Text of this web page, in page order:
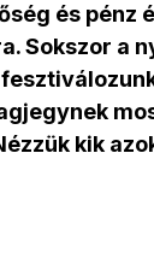
és pénz
Sokszor a
kik